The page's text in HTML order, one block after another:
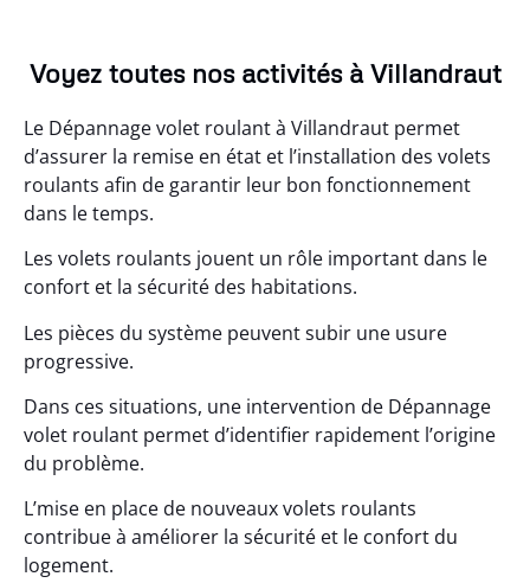
Voyez toutes nos activités à Villandraut
Le Dépannage volet roulant à Villandraut permet
d’assurer la remise en état et l’installation des volets
roulants afin de garantir leur bon fonctionnement
dans le temps.
Les volets roulants jouent un rôle important dans le
confort et la sécurité des habitations.
Les pièces du système peuvent subir une usure
progressive.
Dans ces situations, une intervention de Dépannage
volet roulant permet d’identifier rapidement l’origine
du problème.
L’mise en place de nouveaux volets roulants
contribue à améliorer la sécurité et le confort du
logement.